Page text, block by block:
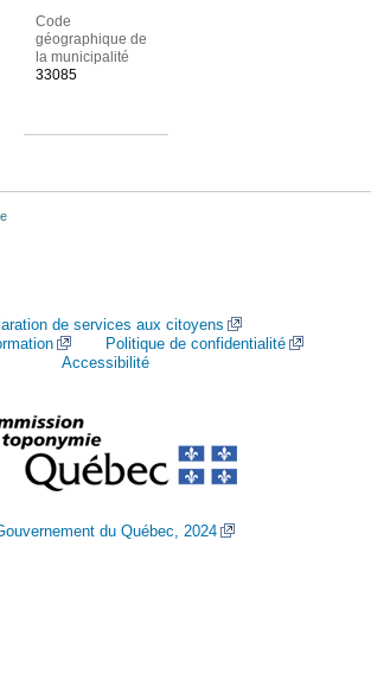
Code
géographique de
la municipalité
33085
de services aux citoyens
Politique de confidentialité
Accessibilité
du Québec, 2024